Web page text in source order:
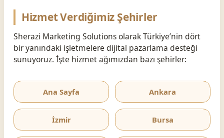
Hizmet Verdiğimiz Şehirler
Sherazi Marketing Solutions olarak Türkiye’nin dört
bir yanındaki işletmelere dijital pazarlama desteği
sunuyoruz. İşte hizmet ağımızdan bazı şehirler:
Ana Sayfa Ankara
İzmir Bursa